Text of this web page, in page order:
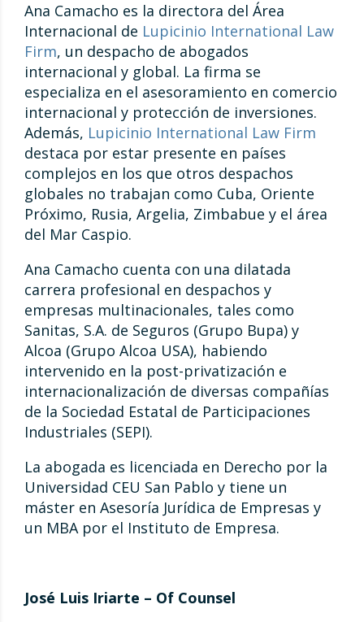
Ana Camacho es la directora del Área
Internacional de Lupicinio International Law
Firm, un despacho de abogados
internacional y global. La firma se
especializa en el asesoramiento en comercio
internacional y protección de inversiones.
Además, Lupicinio International Law Firm
destaca por estar presente en países
complejos en los que otros despachos
globales no trabajan como Cuba, Oriente
Próximo, Rusia, Argelia, Zimbabue y el área
del Mar Caspio.
Ana Camacho cuenta con una dilatada
carrera profesional en despachos y
empresas multinacionales, tales como
Sanitas, S.A. de Seguros (Grupo Bupa) y
Alcoa (Grupo Alcoa USA), habiendo
intervenido en la post-privatización e
internacionalización de diversas compañías
de la Sociedad Estatal de Participaciones
Industriales (SEPI).
La abogada es licenciada en Derecho por la
Universidad CEU San Pablo y tiene un
máster en Asesoría Jurídica de Empresas y
un MBA por el Instituto de Empresa.
José Luis Iriarte – Of Counsel